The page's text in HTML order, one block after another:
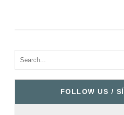
FOLLOW US /